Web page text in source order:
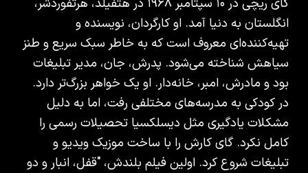
گای ریچی در ۱۰ سپتامبر ۱۹۶۸ در هتفیلد، هرتفوردشر،
انگلستان به دنیا آمد. او کارگردان، نویسنده و
تهیه‌کننده‌ای معروف است که به خاطر سبک سریع و طنز
سیاهش شناخته می‌شود. پدرش، جان، مدیر تبلیغات
بود و مادرش، امبر، خانه‌دار. او یک خواهر بزرگ‌تر دارد.
در کودکی به مدرسه‌های مختلفی رفت، اما به دلیل
مشکلات یادگیری مثل دیسلکسیا تحصیلات رسمی را
کامل نکرد. گای کارش را با ساخت موزیک ویدیو و
تبلیغات شروع کرد. اولین فیلم بلندش، "قفل، انبار و دو